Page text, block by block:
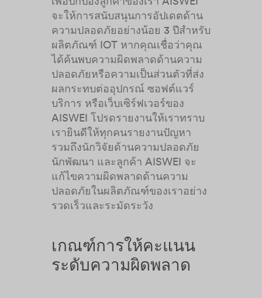
จะให้การสนับสนุนการอัปเดตด้าน
ความปลอดภัยอย่างน้อย 3 ปีสำหรับ
ผลิตภัณฑ์ IOT หากคุณเชื่อว่าคุณ
ได้ค้นพบความผิดพลาดด้านความ
ปลอดภัยหรือความเป็นส่วนตัวที่ส่ง
ผลกระทบต่ออุปกรณ์ ซอฟต์แวร์
บริการ หรือเว็บเซิร์ฟเวอร์ของ
AISWEI โปรดรายงานให้เราทราบ
เรายินดีให้ทุกคนรายงานปัญหา
รวมถึงนักวิจัยด้านความปลอดภัย
นักพัฒนา และลูกค้า AISWEI จะ
แก้ไขความผิดพลาดด้านความ
ปลอดภัยในผลิตภัณฑ์ของเราอย่าง
รวดเร็วและระมัดระวัง
เกณฑ์การให้คะแนน
ระดับความผิดพลาด